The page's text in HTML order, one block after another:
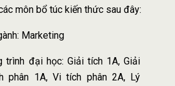
môn bổ túc kiến thức sau đây:
Marketing
trình đại học: Giải tích 1A, Giải
phân 1A, Vi tích phân 2A, Lý